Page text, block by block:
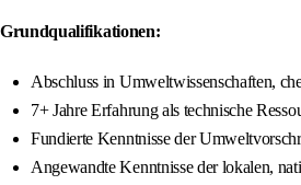
Grundqualifikationen:
Abschluss in Umweltwissenschaften,
7+ Jahre Erfahrung als technische
Fundierte Kenntnisse der
Angewandte Kenntnisse der lokalen,